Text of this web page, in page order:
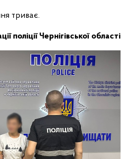
триває.
поліції Чернігівської області